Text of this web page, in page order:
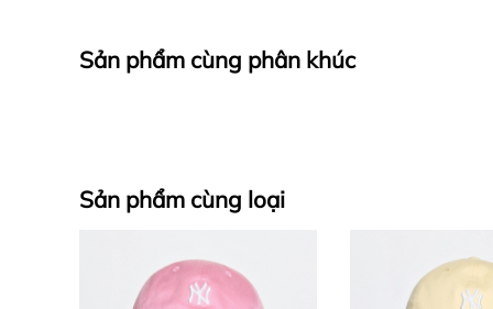
Sản phẩm cùng phân khúc
Sản phẩm cùng loại